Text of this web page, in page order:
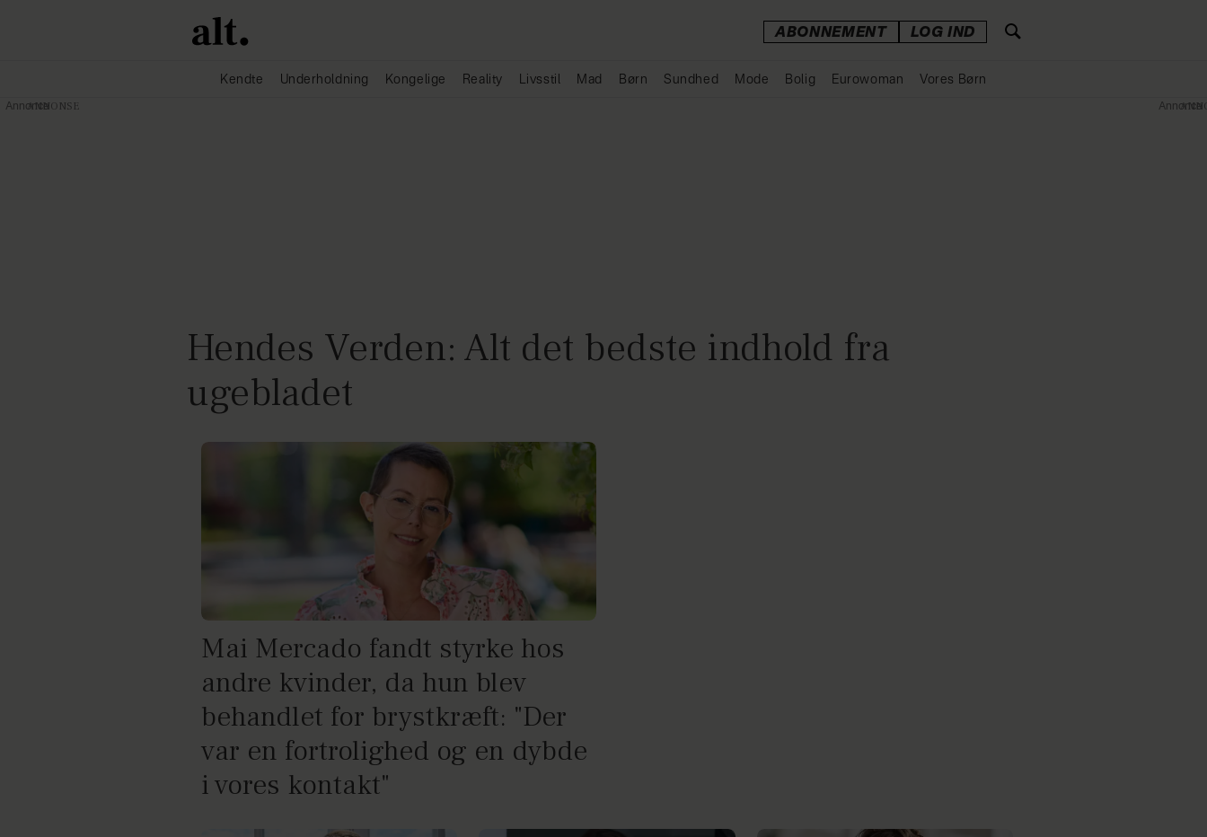
ABONNEMENT LOG IND
Kendte Underholdning Kongelige Reality Livsstil Mad Børn Sundhed Mode Bolig Eurowoman Vores Børn
Hendes Verden: Alt det bedste indhold fra
ugebladet
Mai Mercado fandt styrke hos
andre kvinder, da hun blev
behandlet for brystkræft: "Der
var en fortrolighed og en dybde
i vores kontakt"
Annonce Annonce